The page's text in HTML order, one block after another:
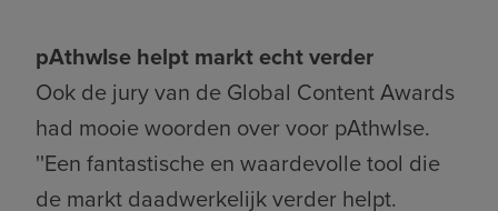
pAthwIse helpt markt echt verder
Ook de jury van de Global Content Awards
had mooie woorden over voor pAthwIse.
''Een fantastische en waardevolle tool die
de markt daadwerkelijk verder helpt.